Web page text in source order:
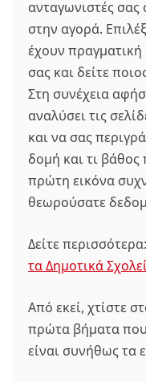
ανταγωνιστές σας
στην αγορά.
έχουν πραγματική
σας και δείτε
Στη συνέχεια
αναλύσει τις
και να σας
δομή και τι
πρώτη εικόνα
θεωρούσατε
Δείτε περισσότερα:
τα Δημοτικά
Από εκεί, χτίστε
πρώτα βήματα που
είναι συνήθως τα